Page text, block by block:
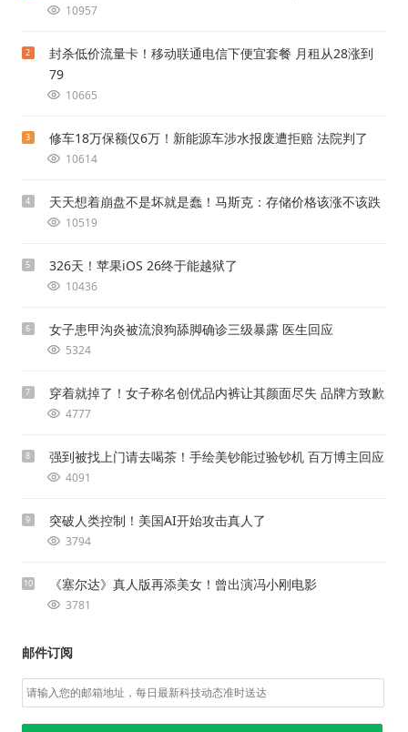
10957
2
封杀低价流量卡！移动联通电信下便宜套餐 月租从28涨到
79
10665
3 修车18万保额仅6万！新能源车涉水报废遭拒赔 法院判了
10614
4 天天想着崩盘不是坏就是蠢！马斯克：存储价格该涨不该跌
10519
5 326天！苹果iOS 26终于能越狱了
10436
6 女子患甲沟炎被流浪狗舔脚确诊三级暴露 医生回应
5324
7 穿着就掉了！女子称名创优品内裤让其颜面尽失 品牌方致歉
4777
8 强到被找上门请去喝茶！手绘美钞能过验钞机 百万博主回应
4091
9 突破人类控制！美国AI开始攻击真人了
3794
10 《塞尔达》真人版再添美女！曾出演冯小刚电影
3781
邮件订阅